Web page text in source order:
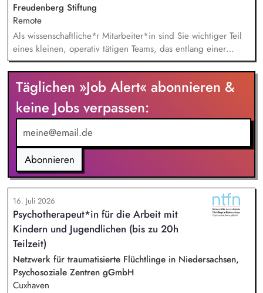
Freudenberg Stiftung
Remote
Als wissenschaftliche*r Mitarbeiter*in sind Sie wichtiger Teil
eines kleinen, operativ tätigen Teams, das entlang einer
klaren Programmatik langfristig soziale Innovation
implementiert. Sie unterstützen die Geschäftsführung bei der
Umsetzung der Stiftungsprogrammatik und entwickeln dabei
die Internationalisierungsstrategie der Stiftung weiter. Sie
übersetzen wissenschaftliche Erkenntnisse in
alltagsangebundene Handlungsansätze entlang unserer
Stiftungsprogrammatik.
Täglichen »Job Alert« abonnieren &
keine Jobs verpassen:
Abonnieren
16. Juli 2026
Psychotherapeut*in für die Arbeit mit
Kindern und Jugendlichen (bis zu 20h
Teilzeit)
Netzwerk für traumatisierte Flüchtlinge in Niedersachsen,
Psychosoziale Zentren gGmbH
Cuxhaven